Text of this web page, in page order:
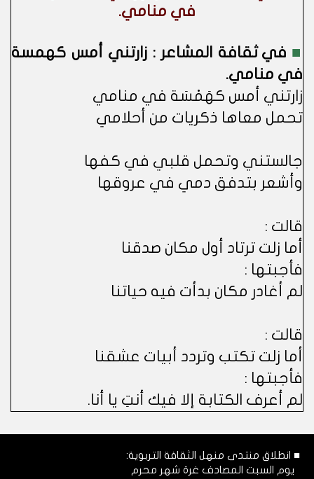
في منامي.
■ في ثقافة المشاعر : زارتني أمس كهمسة
في منامي.
زارتني أمس كهَمْسَة في منامي
تحمل معاها ذكريات من أحلامي
جالستني وتحمل قلبي في كفها
وأشعر بتدفق دمي في عروقها
قالت :
أما زلت ترتاد أول مكان صدقنا
فأجبتها :
لم أغادر مكان بدأت فيه حياتنا
قالت :
أما زلت تكتب وتردد أبيات عشقنا
فأجبتها :
لم أعرف الكتابة إلا فيك أنتِ يا أنا.
■ انطلاق منتدى منهل الثقافة التربوية:
يوم السبت المصادف غرة شهر محرم